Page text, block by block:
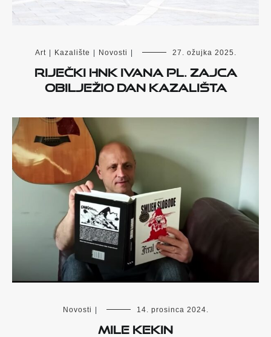
Art Kazalište Novosti 27. ožujka 2025.
Riječki HNK Ivana pl. Zajca
obilježio Dan kazališta
Novosti 14. prosinca 2024.
MILE KEKIN